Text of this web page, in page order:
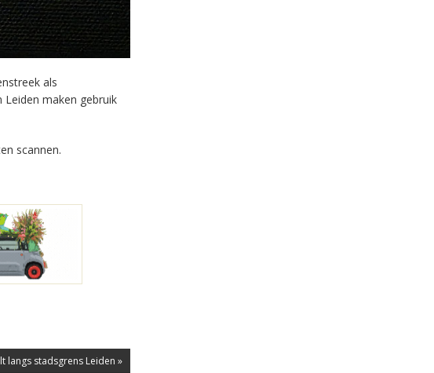
als
maken gebruik
scannen.
langs stadsgrens Leiden »